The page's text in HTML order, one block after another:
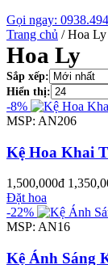
Gọi ngay:
Trang chủ / Hoa Ly
Hoa Ly
Sắp xếp:
Hiển thị:
-8%
MSP: AN206
Kệ Hoa Khai
1,500,000đ
Đặt hoa
-22%
MSP: AN16
Kệ Ánh Sáng